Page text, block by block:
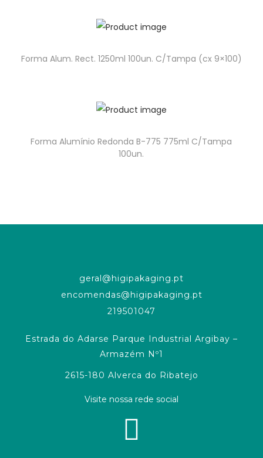
Forma Alum. Rect. 1250ml 100un. C/Tampa (cx 9×100)
Forma Alumínio Redonda B-775 775ml C/Tampa
100un.
geral@higipakaging.pt
encomendas@higipakaging.pt
219501047
Estrada do Adarse Parque Industrial Argibay –
Armazém Nº1
2615-180 Alverca do Ribatejo
Visite nossa rede social